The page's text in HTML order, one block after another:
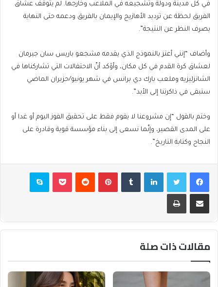
في كل مدينة ودولة وتشجيعه في الملاعب وخارجها. لم يتوقف عشاق
الفريق لحظة عن ترديد الأهازيج والإيمان بالفريق ودعمه حتى النهاية
بصرف النظر عن النتيجة”.
وأضاف “إنني أعتز بالنموذج الذي يقدمه مشجعو باريس سان جيرمان
لعشاق كرة القدم في كل مكان، وأؤكد أنّ الاحتفالات التي تشاركناها في
الشانزليزيه وملعب بارك دي برانس في شهر يونيو/حزيران الماضي
ستبقى في ذاكرتنا إلى الأبد”.
وختم بالقول “إن مشروعنا لا يقوم فقط على تحقيق الفوز اليوم أو غدا أو
على المدى القصير، وإنّما نسعى إلى بناء مؤسسة قوية وقادرة على
النجاح وكتابة التاريخ”.
فيسبوكتويتر لينكدإن بينتيريست بوكيت سكايب
مشاركة عبر البريد طباعة
مقالات ذات صلة